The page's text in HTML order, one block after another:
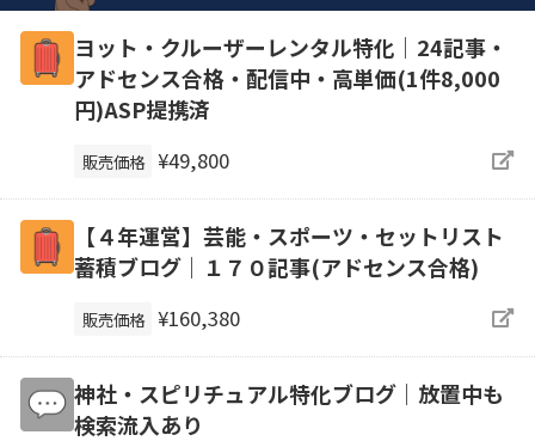
ヨット・クルーザーレンタル特化｜24記事・
アドセンス合格・配信中・高単価(1件8,000
円)ASP提携済
販売価格 ¥49,800
【４年運営】芸能・スポーツ・セットリスト
蓄積ブログ｜１７０記事(アドセンス合格)
販売価格 ¥160,380
神社・スピリチュアル特化ブログ｜放置中も
検索流入あり